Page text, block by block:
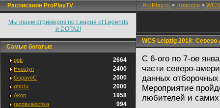
Расписание ProPlayTV
Мы ищем стримеров по League of Legends
и DOTA2!
Самые богатые
ggtt 2664
Hvostyn 2400
GopaveC 2000
rmn1x 2000
Akon 1958
razdavalochka 994
ProPlay.ru > Новости >
WCS Leipzig 2018:
С 6-ого по 7-ое
части северо-
данных отборочных
Мероприятие
любителей и самих